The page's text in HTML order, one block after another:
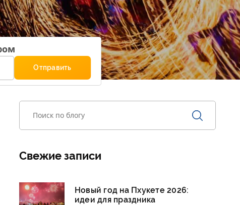
Отправить
Свежие записи
Новый год на Пхукете 2026:
идеи для праздника